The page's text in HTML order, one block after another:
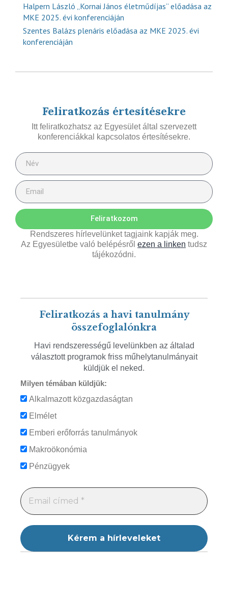
Halpern László „Kornai János életműdíjas” előadása az
MKE 2025. évi konferenciáján
Szentes Balázs plenáris előadása az MKE 2025. évi
konferenciáján
Feliratkozás értesítésekre
Itt feliratkozhatsz az Egyesület által szervezett
konferenciákkal kapcsolatos értesítésekre.
Feliratkozom
Rendszeres hírlevelünket tagjaink kapják meg.
Az Egyesületbe való belépésről ezen a linken tudsz
tájékozódni.
Feliratkozás a havi tanulmány
összefoglalónkra
Havi rendszerességű levelünkben az általad
választott programok friss műhelytanulmányait
küldjük el neked.
Milyen témában küldjük:
Alkalmazott közgazdaságtan
Elmélet
Emberi erőforrás tanulmányok
Makroökonómia
Pénzügyek